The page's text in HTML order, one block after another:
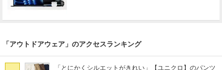
「アウトドアウェア」のアクセスランキング
「とにかくシルエットがきれい」【ユニクロ】のパンツ